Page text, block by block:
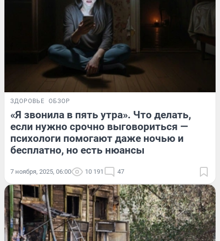
ЗДОРОВЬЕ ОБЗОР
«Я звонила в пять утра». Что делать,
если нужно срочно выговориться —
психологи помогают даже ночью и
бесплатно, но есть нюансы
7 ноября, 2025, 06:00 10 191 47